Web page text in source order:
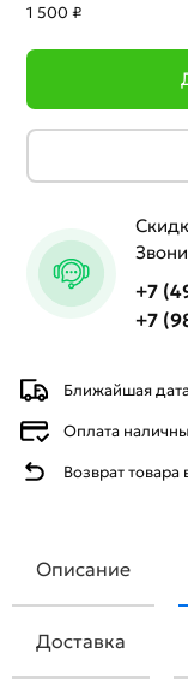
Ближайшая
Оплата
Возврат товара
1 500 ₽
+7
+7
Описание
Доставка